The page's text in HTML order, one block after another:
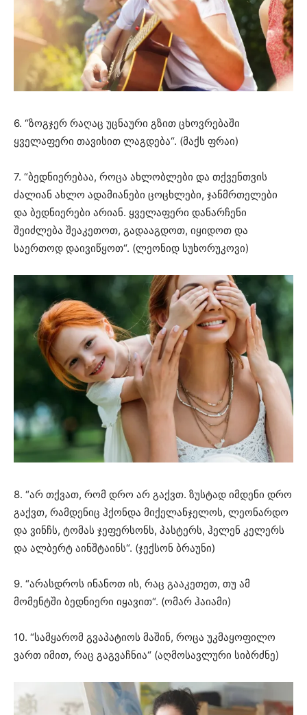
6. “ზოგჯერ რაღაც უცნაური გზით ცხოვრებაში
ყველაფერი თავისით ლაგდება“. (მაქს ფრაი)
7. “ბედნიერებაა, როცა ახლობლები და თქვენთვის
ძალიან ახლო ადამიანები ცოცხლები, ჯანმრთელები
და ბედნიერები არიან. ყველაფერი დანარჩენი
შეიძლება შეაკეთოთ, გადააგდოთ, იყიდოთ და
საერთოდ დაივიწყოთ“. (ლეონიდ სუხორუკოვი)
8. “არ თქვათ, რომ დრო არ გაქვთ. ზუსტად იმდენი დრო
გაქვთ, რამდენიც ჰქონდა მიქელანჯელოს, ლეონარდო
და ვინჩს, ტომას ჯეფერსონს, პასტერს, ჰელენ კელერს
და ალბერტ აინშტაინს“. (ჯექსონ ბრაუნი)
9. “არასდროს ინანოთ ის, რაც გააკეთეთ, თუ ამ
მომენტში ბედნიერი იყავით“. (ომარ ჰაიამი)
10. “სამყარომ გვაპატიოს მაშინ, როცა უკმაყოფილო
ვართ იმით, რაც გაგვაჩნია“ (აღმოსავლური სიბრძნე)